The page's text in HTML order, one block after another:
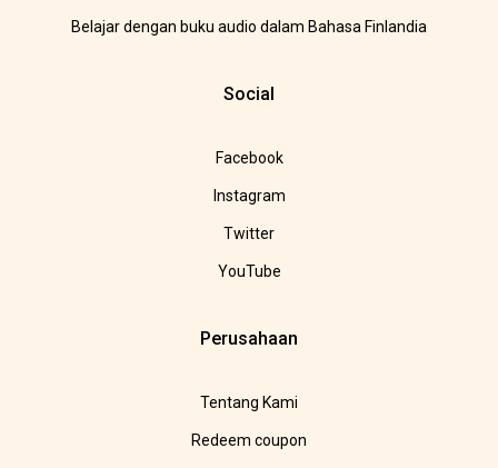
Belajar dengan buku audio dalam Bahasa Finlandia
Social
Facebook
Instagram
Twitter
YouTube
Perusahaan
Tentang Kami
Redeem coupon